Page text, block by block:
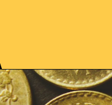
Openinghttps://